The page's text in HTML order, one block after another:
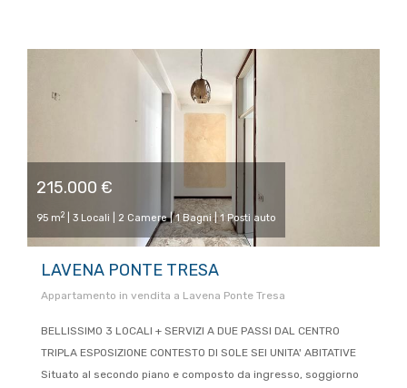
215.000 €
95 m2 | 3 Locali | 2 Camere | 1 Bagni | 1 Posti auto
LAVENA PONTE TRESA
Appartamento in vendita a Lavena Ponte Tresa
BELLISSIMO 3 LOCALI + SERVIZI A DUE PASSI DAL CENTRO
TRIPLA ESPOSIZIONE CONTESTO DI SOLE SEI UNITA' ABITATIVE
Situato al secondo piano e composto da ingresso, soggiorno